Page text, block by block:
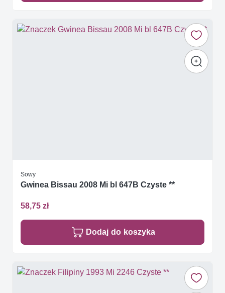
Sowy
Gwinea Bissau 2008 Mi bl 647B Czyste **
58,75 zł
Dodaj do koszyka